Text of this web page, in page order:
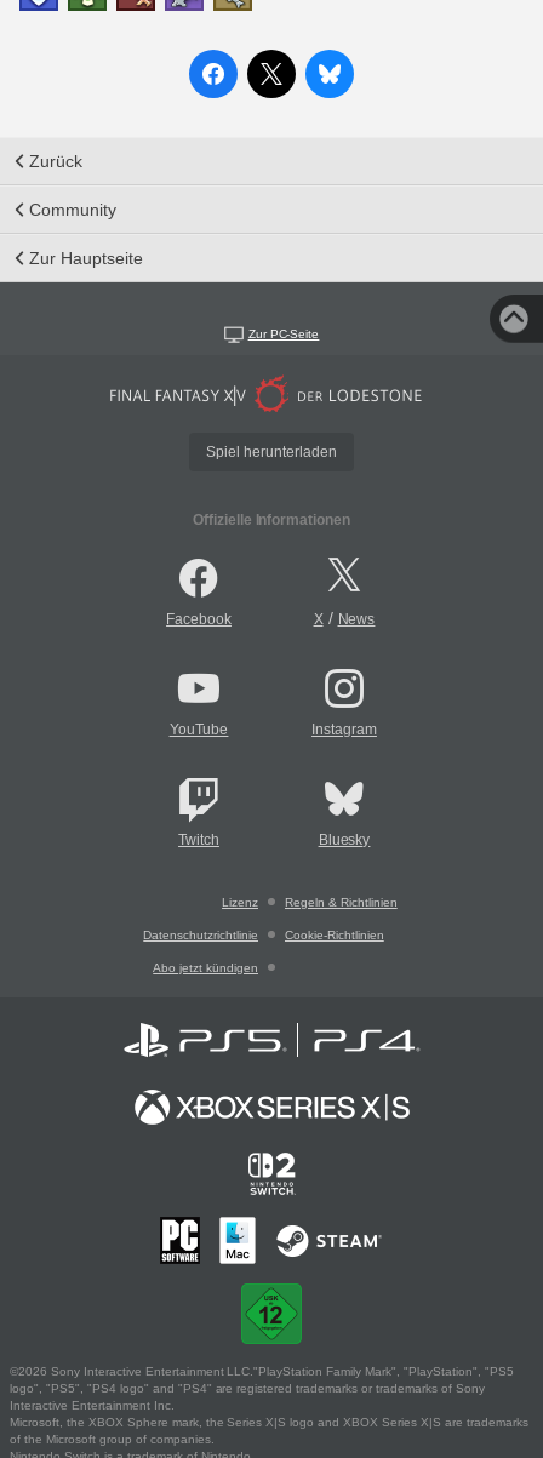
Zurück
Community
Zur Hauptseite
Zur PC-Seite
Spiel herunterladen
Offizielle Informationen
Facebook X/ News
YouTube Instagram
Twitch Bluesky
Lizenz Regeln & Richtlinien
Datenschutzrichtlinie Cookie-Richtlinien
Abo jetzt kündigen
©2026 Sony Interactive Entertainment LLC."PlayStation Family Mark", "PlayStation", "PS5
logo", "PS5", "PS4 logo" and "PS4" are registered trademarks or trademarks of Sony
Interactive Entertainment Inc.
Microsoft, the XBOX Sphere mark, the Series X|S logo and XBOX Series X|S are trademarks
of the Microsoft group of companies.